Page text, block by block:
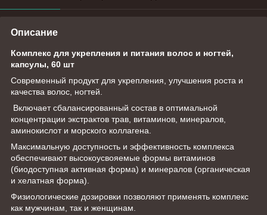
Описание
Комплекс для укрепления и питания волос и ногтей,
капсулы, 60 шт
Современный продукт для укрепления, улучшения роста и
качества волос, ногтей.
Включает сбалансированный состав в оптимальной
концентрации экстрактов трав, витаминов, минералов,
аминокислот и морского коллагена.
Максимальную доступность и эффективность комплекса
обеспечивают высокоусвояемые формы витаминов
(биодоступная активная форма) и минералов (органическая
и хелатная форма).
Физиологические дозировки позволяют применять комплекс
как мужчинам, так и женщинам.